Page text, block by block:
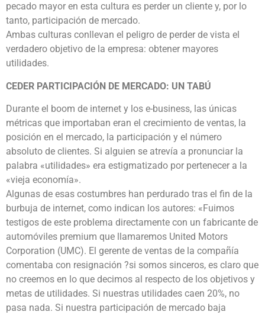
pecado mayor en esta cultura es perder un cliente y, por lo
tanto, participación de mercado.
Ambas culturas conllevan el peligro de perder de vista el
verdadero objetivo de la empresa: obtener mayores
utilidades.
CEDER PARTICIPACIÓN DE MERCADO: UN TABÚ
Durante el boom de internet y los e-business, las únicas
métricas que importaban eran el crecimiento de ventas, la
posición en el mercado, la participación y el número
absoluto de clientes. Si alguien se atrevía a pronunciar la
palabra «utilidades» era estigmatizado por pertenecer a la
«vieja economía».
Algunas de esas costumbres han perdurado tras el fin de la
burbuja de internet, como indican los autores: «Fuimos
testigos de este problema directamente con un fabricante de
automóviles premium que llamaremos United Motors
Corporation (UMC). El gerente de ventas de la compañía
comentaba con resignación ?si somos sinceros, es claro que
no creemos en lo que decimos al respecto de los objetivos y
metas de utilidades. Si nuestras utilidades caen 20%, no
pasa nada. Si nuestra participación de mercado baja